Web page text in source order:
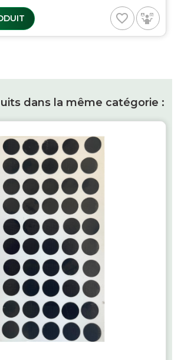
favorite_border
dans la même catégorie :